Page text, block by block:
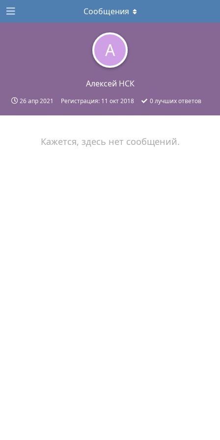
А
Алексей НСК
26 апр 2021 Регистрация: 11 окт 2018 0лучших ответов
Сообщения
Кажется, здесь нет сообщений.